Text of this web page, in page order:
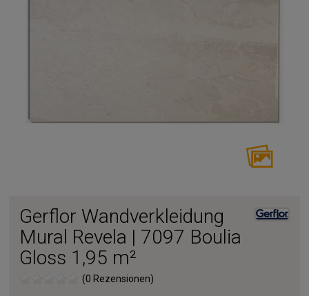
Gerflor Wandverkleidung
Mural Revela | 7097 Boulia
Gloss 1,95 m²
(0 Rezensionen)